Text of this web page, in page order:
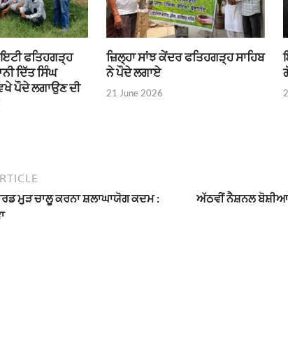
ਫਤਿਹਗੜ੍ਹ
ਦਿੱਤ ਸਿੰਘ
ਪੌਦੇ ਲਗਾਉਣ ਦੀ
ਜ਼ਿਲ੍ਹਾ ਸਾਂਝ ਕੇਂਦਰ ਫਤਿਹਗੜ੍ਹ ਸਾਹਿਬ
ਨੇ ਪੌਦੇ ਲਗਾਏ
21 June 2026
ਮੁੁੜ ਚਾਲੂ ਕਰਨਾ ਸ਼ਲਾਘਾਯੋਗ ਕਦਮ :
ਅੱਠਵੀਂ ਨੈਸ਼ਨਲ ਬੋਸ਼ੀਆ